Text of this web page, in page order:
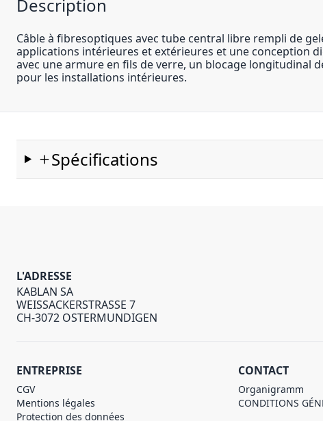
Description
Câble à fibresoptiques avec tube central libre rempli de
applications intérieures et extérieures et une conception
avec une armure en fils de verre, un blocage longitudinal
pour les installations intérieures.
Spécifications
L'ADRESSE
KABLAN SA
WEISSACKERSTRASSE 7
CH-3072 OSTERMUNDIGEN
ENTREPRISE
CGV
Mentions légales
Protection des données
CONTACT
Organigramm
CONDITIONS